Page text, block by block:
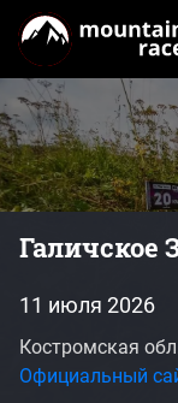
Галичское
11 июля 2026
Костромская
Официальный